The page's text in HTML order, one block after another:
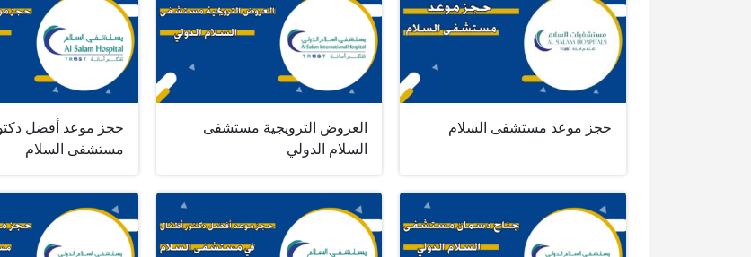
حجز موعد مستشفى السلام
العروض الترويجية مستشفى
السلام الدولي
حجز موعد أفضل
مستشفى السلام